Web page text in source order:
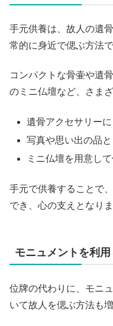
手元供養は、故人の遺
常的に身近で偲ぶ方法で
コンパクトな骨壷や遺
のミニ仏壇など、さま
遺骨アクセサリー
写真や思い出の品
ミニ仏壇を用意し
手元で供養することで
でき、心の支えとなりま
モニュメントを利
位牌の代わりに、モニ
いて故人を偲ぶ方法も